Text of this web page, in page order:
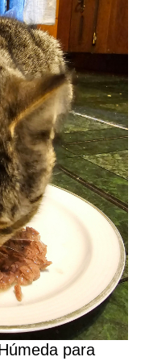
para